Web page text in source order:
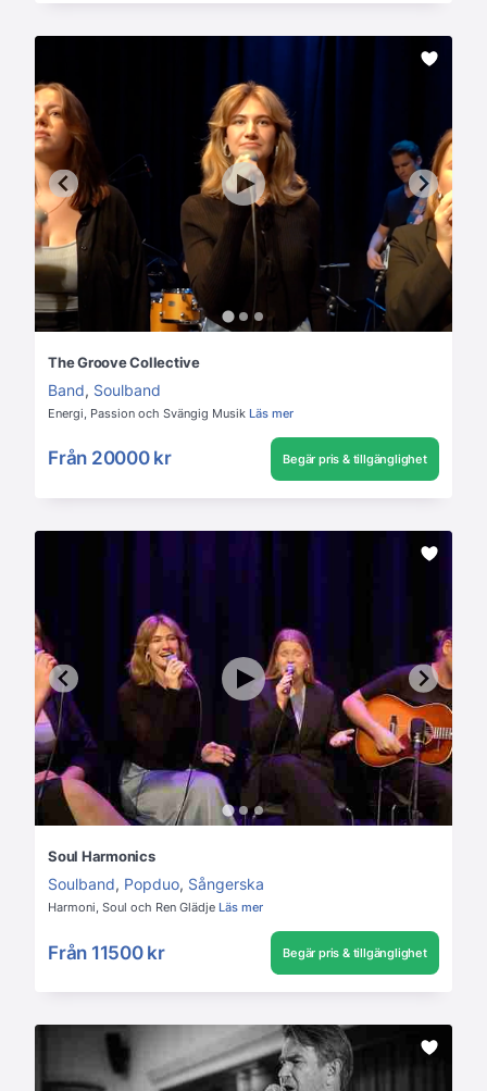
The Groove Collective
Band, Soulband
Energi, Passion och Svängig Musik Läs mer
Från 20000 kr Begär pris & tillgänglighet
Soul Harmonics
Soulband, Popduo, Sångerska
Harmoni, Soul och Ren Glädje Läs mer
Från 11500 kr Begär pris & tillgänglighet